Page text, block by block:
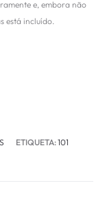
e, embora não
está incluído.
ETIQUETA:101